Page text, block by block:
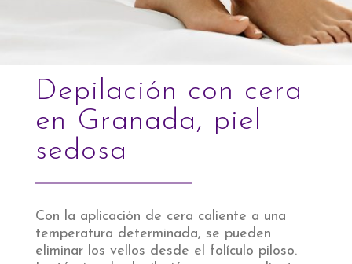
Depilación con cera
en Granada, piel
sedosa
Con la aplicación de cera caliente a una
temperatura determinada, se pueden
eliminar los vellos desde el folículo piloso.